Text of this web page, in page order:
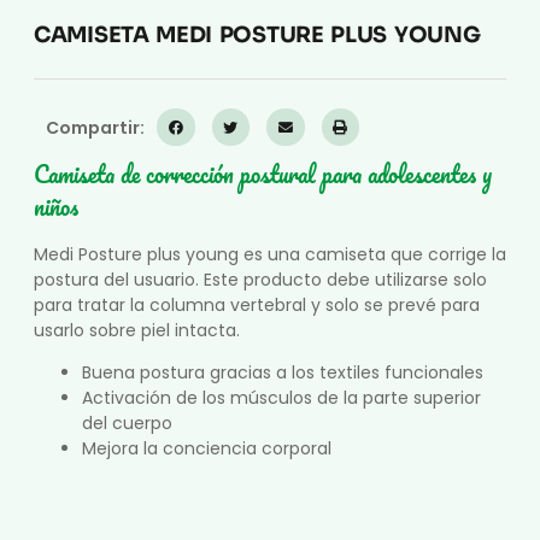
CAMISETA MEDI POSTURE PLUS YOUNG
Compartir:
Camiseta de corrección postural para adolescentes y
niños
Medi Posture plus young es una camiseta que corrige la
postura del usuario. Este producto debe utilizarse solo
para tratar la columna vertebral y solo se prevé para
usarlo sobre piel intacta.
Buena postura gracias a los textiles funcionales
Activación de los músculos de la parte superior
del cuerpo
Mejora la conciencia corporal